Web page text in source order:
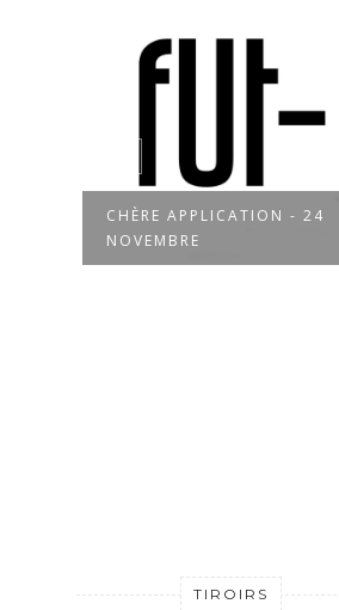
CHÈRE APPLICATION - 24
NOVEMBRE
TIROIRS